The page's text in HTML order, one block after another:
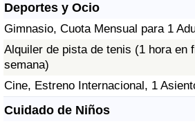
Deportes y Ocio
Gimnasio, Cuota Mensual para 1
Alquiler de pista de tenis (1 hora en
semana)
Cine, Estreno Internacional, 1
Cuidado de Niños